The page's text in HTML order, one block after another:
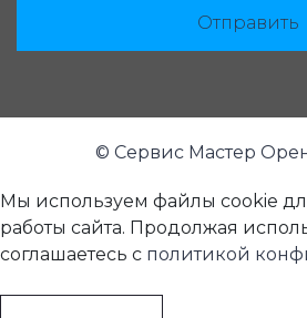
Отправить
© Сервис Мастер
Мы используем файлы cookie
работы сайта. Продолжая
соглашаетесь с политикой